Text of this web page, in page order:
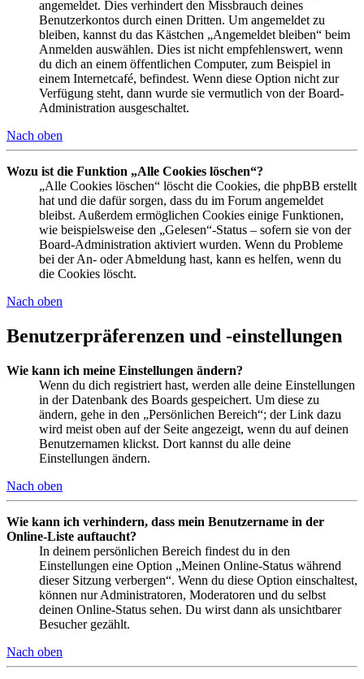
angemeldet. Dies verhindert den Missbrauch deines
Benutzerkontos durch einen Dritten. Um angemeldet zu
bleiben, kannst du das Kästchen „Angemeldet bleiben“ beim
Anmelden auswählen. Dies ist nicht empfehlenswert, wenn
du dich an einem öffentlichen Computer, zum Beispiel in
einem Internetcafé, befindest. Wenn diese Option nicht zur
Verfügung steht, dann wurde sie vermutlich von der Board-
Administration ausgeschaltet.
Nach oben
Wozu ist die Funktion „Alle Cookies löschen“?
„Alle Cookies löschen“ löscht die Cookies, die phpBB erstellt
hat und die dafür sorgen, dass du im Forum angemeldet
bleibst. Außerdem ermöglichen Cookies einige Funktionen,
wie beispielsweise den „Gelesen“-Status – sofern sie von der
Board-Administration aktiviert wurden. Wenn du Probleme
bei der An- oder Abmeldung hast, kann es helfen, wenn du
die Cookies löscht.
Nach oben
Benutzerpräferenzen und -einstellungen
Wie kann ich meine Einstellungen ändern?
Wenn du dich registriert hast, werden alle deine Einstellungen
in der Datenbank des Boards gespeichert. Um diese zu
ändern, gehe in den „Persönlichen Bereich“; der Link dazu
wird meist oben auf der Seite angezeigt, wenn du auf deinen
Benutzernamen klickst. Dort kannst du alle deine
Einstellungen ändern.
Nach oben
Wie kann ich verhindern, dass mein Benutzername in der
Online-Liste auftaucht?
In deinem persönlichen Bereich findest du in den
Einstellungen eine Option „Meinen Online-Status während
dieser Sitzung verbergen“. Wenn du diese Option einschaltest,
können nur Administratoren, Moderatoren und du selbst
deinen Online-Status sehen. Du wirst dann als unsichtbarer
Besucher gezählt.
Nach oben